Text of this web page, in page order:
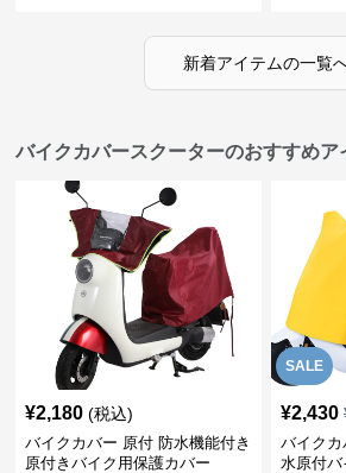
新着アイテムの一覧
バイクカバースクーターのおすすめア
¥2,180 (税込)
バイクカバー 原付 防水機能付き
原付きバイク用保護カバー
SALE
¥2,430
バイク
水原付バ